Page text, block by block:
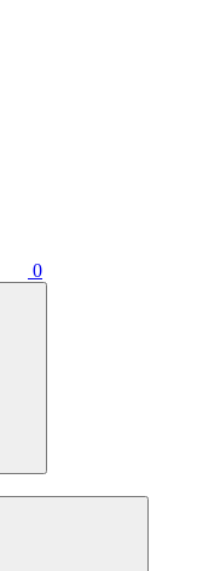
0